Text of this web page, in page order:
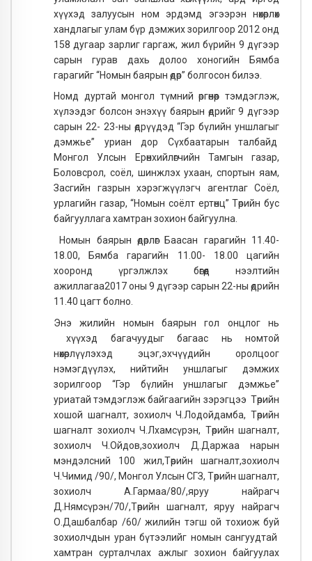
хүүхэд залуусын ном эрдэмд эгээрэн нөхөрлөх
хандлагыг улам бүр дэмжих зорилгоор 2012 онд
158 дугаар зарлиг гаргаж, жил бүрийн 9 дүгээр
сарын гурав дахь долоо хоногийн Бямба
гарагийг “Номын баярын өдөр” болгосон билээ.
Номд дуртай монгол түмний өргөнөөр тэмдэглэж,
хүлээдэг болсон энэхүү баярын өдрийг 9 дүгээр
сарын 22- 23-ны өдрүүдэд “Гэр бүлийн уншлагыг
дэмжье” уриан дор Сүхбаатарын талбайд
Монгол Улсын Ерөнхийлөгчийн Тамгын газар,
Боловсрол, соёл, шинжлэх ухаан, спортын яам,
Засгийн газрын хэрэгжүүлэгч агентлаг Соёл,
урлагийн газар, “Номын соёлт ертөнц” Төрийн бус
байгууллага хамтран зохион байгуулна.
Номын баярын өдөрлөг Баасан гарагийн 11.40-
18.00, Бямба гарагийн 11.00- 18.00 цагийн
хооронд үргэлжлэх бөгөөд нээлтийн
ажиллагаа2017 оны 9 дүгээр сарын 22-ны өдрийн
11.40 цагт болно.
Энэ жилийн номын баярын гол онцлог нь
хүүхэд багачуудыг багаас нь номтой
нөхөрлүүлэхэд эцэг,эхчүүдийн оролцоог
нэмэгдүүлэх, нийтийн уншлагыг дэмжих
зорилгоор “Гэр бүлийн уншлагыг дэмжье”
уриатай тэмдэглэж байгаагийн зэрэгцээ Төрийн
хошой шагналт, зохиолч Ч.Лодойдамба, Төрийн
шагналт зохиолч Ч.Лхамсүрэн, Төрийн шагналт,
зохиолч Ч.Ойдов,зохиолч Д.Даржаа нарын
мэндэлсний 100 жил,Төрийн шагналт,зохиолч
Ч.Чимид /90/, Монгол Улсын СГЗ, Төрийн шагналт,
зохиолч А.Гармаа/80/,яруу найрагч
Д.Нямсүрэн/70/,Төрийн шагналт, яруу найрагч
О.Дашбалбар /60/ жилийн тэгш ой тохиож буй
зохиолчдын уран бүтээлийг номын сангуудтай
хамтран сурталчлах ажлыг зохион байгуулах